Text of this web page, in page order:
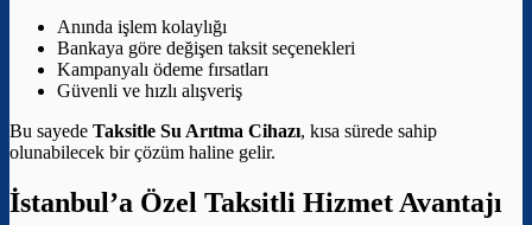
Anında işlem kolaylığı
Bankaya göre değişen taksit seçenekleri
Kampanyalı ödeme fırsatları
Güvenli ve hızlı alışveriş
Bu sayede Taksitle Su Arıtma Cihazı, kısa sürede sahip
olunabilecek bir çözüm haline gelir.
İstanbul’a Özel Taksitli Hizmet Avantajı